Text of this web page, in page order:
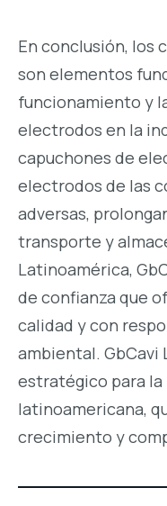
En conclusión, los
son elementos
funcionamiento y
electrodos en la
capuchones de
electrodos de las
adversas,
transporte y
Latinoamérica,
de confianza que
calidad y con
ambiental. GbCavi
estratégico para
latinoamericana,
crecimiento y